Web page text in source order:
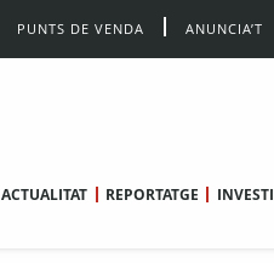
PUNTS DE VENDA ANUNCIA’T
ACTUALITAT REPORTATGE